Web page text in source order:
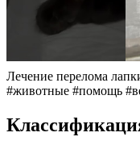
Лечение перелома
#животные #помощь